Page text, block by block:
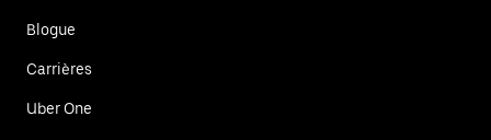
Blogue
Carrières
Uber One